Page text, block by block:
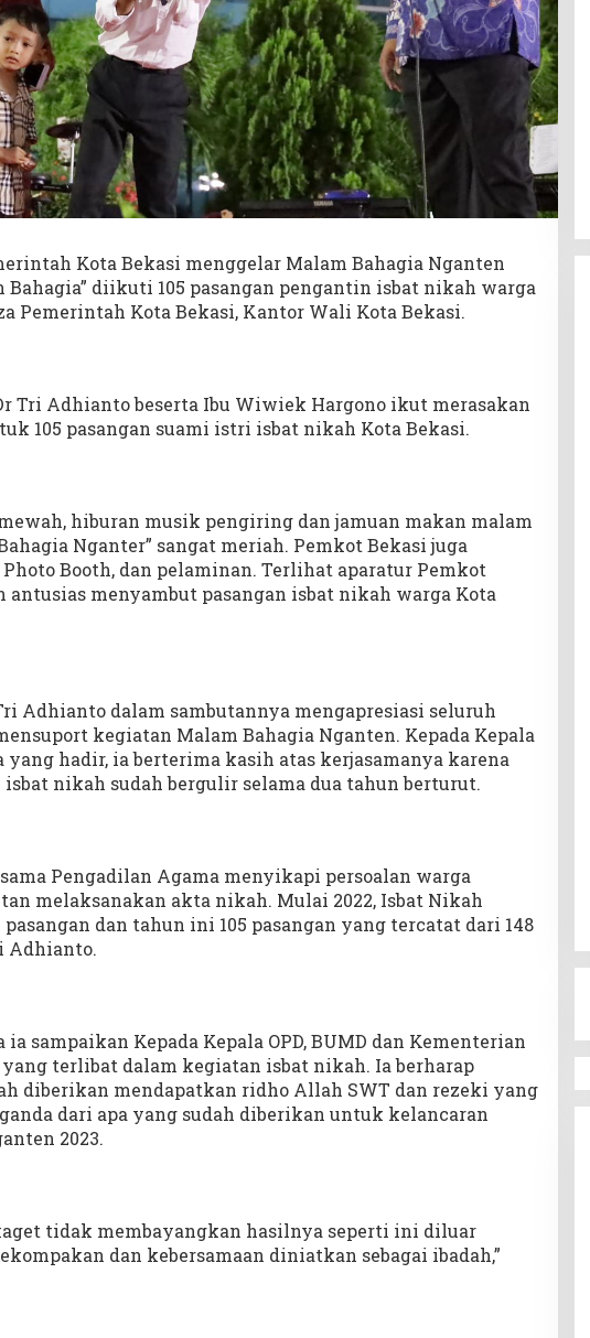
Kota Bekasi menggelar Malam Bahagia Nganten
Bahagia” diikuti 105 pasangan pengantin isbat nikah warga
Pemerintah Kota Bekasi, Kantor Wali Kota Bekasi.
Tri Adhianto beserta Ibu Wiwiek Hargono ikut merasakan
105 pasangan suami istri isbat nikah Kota Bekasi.
hiburan musik pengiring dan jamuan makan malam
Nganter” sangat meriah. Pemkot Bekasi juga
Photo Booth, dan pelaminan. Terlihat aparatur Pemkot
antusias menyambut pasangan isbat nikah warga Kota
Adhianto dalam sambutannya mengapresiasi seluruh
kegiatan Malam Bahagia Nganten. Kepada Kepala
yang hadir, ia berterima kasih atas kerjasamanya karena
nikah sudah bergulir selama dua tahun berturut.
Pengadilan Agama menyikapi persoalan warga
melaksanakan akta nikah. Mulai 2022, Isbat Nikah
pasangan dan tahun ini 105 pasangan yang tercatat dari 148
Adhianto.
sampaikan Kepada Kepala OPD, BUMD dan Kementerian
yang terlibat dalam kegiatan isbat nikah. Ia berharap
diberikan mendapatkan ridho Allah SWT dan rezeki yang
dari apa yang sudah diberikan untuk kelancaran
2023.
tidak membayangkan hasilnya seperti ini diluar
dan kebersamaan diniatkan sebagai ibadah,”